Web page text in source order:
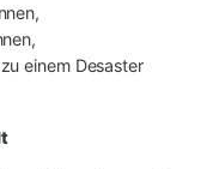
einem Desaster